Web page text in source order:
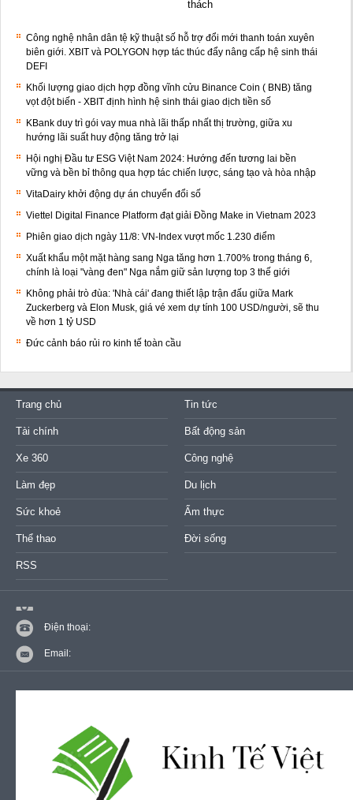
thách
Công nghệ nhân dân tệ kỹ thuật số hỗ trợ đổi mới thanh toán xuyên
biên giới. XBIT và POLYGON hợp tác thúc đẩy nâng cấp hệ sinh thái
DEFI
Khối lượng giao dịch hợp đồng vĩnh cửu Binance Coin ( BNB) tăng
vọt đột biến - XBIT định hình hệ sinh thái giao dịch tiền số
KBank duy trì gói vay mua nhà lãi thấp nhất thị trường, giữa xu
hướng lãi suất huy động tăng trở lại
Hội nghị Đầu tư ESG Việt Nam 2024: Hướng đến tương lai bền
vững và bền bỉ thông qua hợp tác chiến lược, sáng tạo và hòa nhập
VitaDairy khởi động dự án chuyển đổi số
Viettel Digital Finance Platform đạt giải Đồng Make in Vietnam 2023
Phiên giao dịch ngày 11/8: VN-Index vượt mốc 1.230 điểm
Xuất khẩu một mặt hàng sang Nga tăng hơn 1.700% trong tháng 6,
chính là loại "vàng đen" Nga nắm giữ sản lượng top 3 thế giới
Không phải trò đùa: 'Nhà cái' đang thiết lập trận đấu giữa Mark
Zuckerberg và Elon Musk, giá vé xem dự tính 100 USD/người, sẽ thu
về hơn 1 tỷ USD
Đức cảnh báo rủi ro kinh tế toàn cầu
Trang chủ Tin tức
Tài chính Bất động sản
Xe 360 Công nghệ
Làm đẹp Du lịch
Sức khoẻ Ẩm thực
Thể thao Đời sống
RSS
Điện thoại:
Email: